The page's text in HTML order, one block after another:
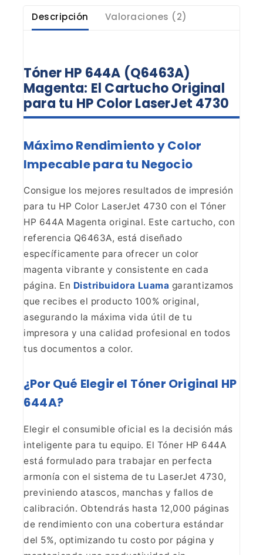
Descripción Valoraciones (2)
Tóner HP 644A (Q6463A)
Magenta: El Cartucho Original
para tu HP Color LaserJet 4730
Máximo Rendimiento y Color
Impecable para tu Negocio
Consigue los mejores resultados de impresión
para tu HP Color LaserJet 4730 con el Tóner
HP 644A Magenta original. Este cartucho, con
referencia Q6463A, está diseñado
específicamente para ofrecer un color
magenta vibrante y consistente en cada
página. En Distribuidora Luama garantizamos
que recibes el producto 100% original,
asegurando la máxima vida útil de tu
impresora y una calidad profesional en todos
tus documentos a color.
¿Por Qué Elegir el Tóner Original HP
644A?
Elegir el consumible oficial es la decisión más
inteligente para tu equipo. El Tóner HP 644A
está formulado para trabajar en perfecta
armonía con el sistema de tu LaserJet 4730,
previniendo atascos, manchas y fallos de
calibración. Obtendrás hasta 12,000 páginas
de rendimiento con una cobertura estándar
del 5%, optimizando tu costo por página y